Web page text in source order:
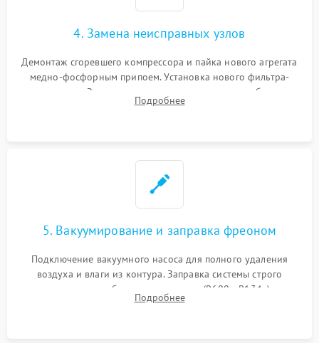
4. Замена неисправных узлов
Демонтаж сгоревшего компрессора и пайка нового агрегата
медно-фосфорным припоем. Установка нового фильтра-
осушителя. Замена изношенных вентиляторов обдува,
сломанных заслонок или поврежденных дверных петель.
Подробнее
5. Вакуумирование и заправка фреоном
Подключение вакуумного насоса для полного удаления
воздуха и влаги из контура. Заправка системы строго
дозированным объемом хладагента (R600a, R134a) по
электронным весам. Контроль рабочего давления в системе.
Подробнее